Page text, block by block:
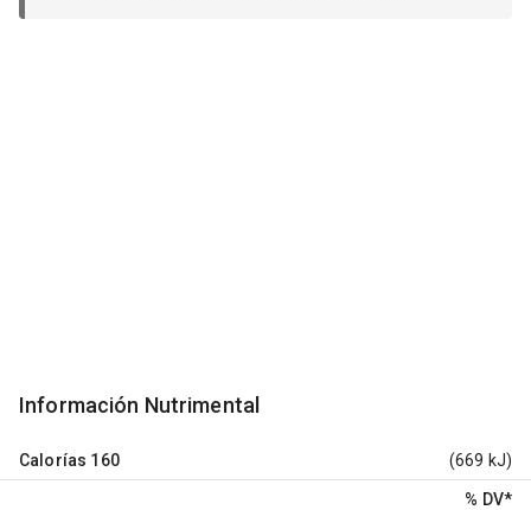
Información Nutrimental
Calorías 160 (669 kJ)
% DV*